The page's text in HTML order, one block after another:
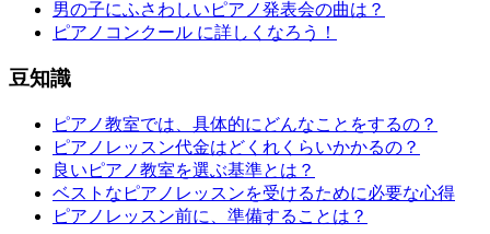
男の子にふさわしいピアノ発表会の曲は？
ピアノコンクール に詳しくなろう！
豆知識
ピアノ教室では、具体的にどんなことをするの？
ピアノレッスン代金はどくれくらいかかるの？
良いピアノ教室を選ぶ基準とは？
ベストなピアノレッスンを受けるために必要な心得
ピアノレッスン前に、準備することは？